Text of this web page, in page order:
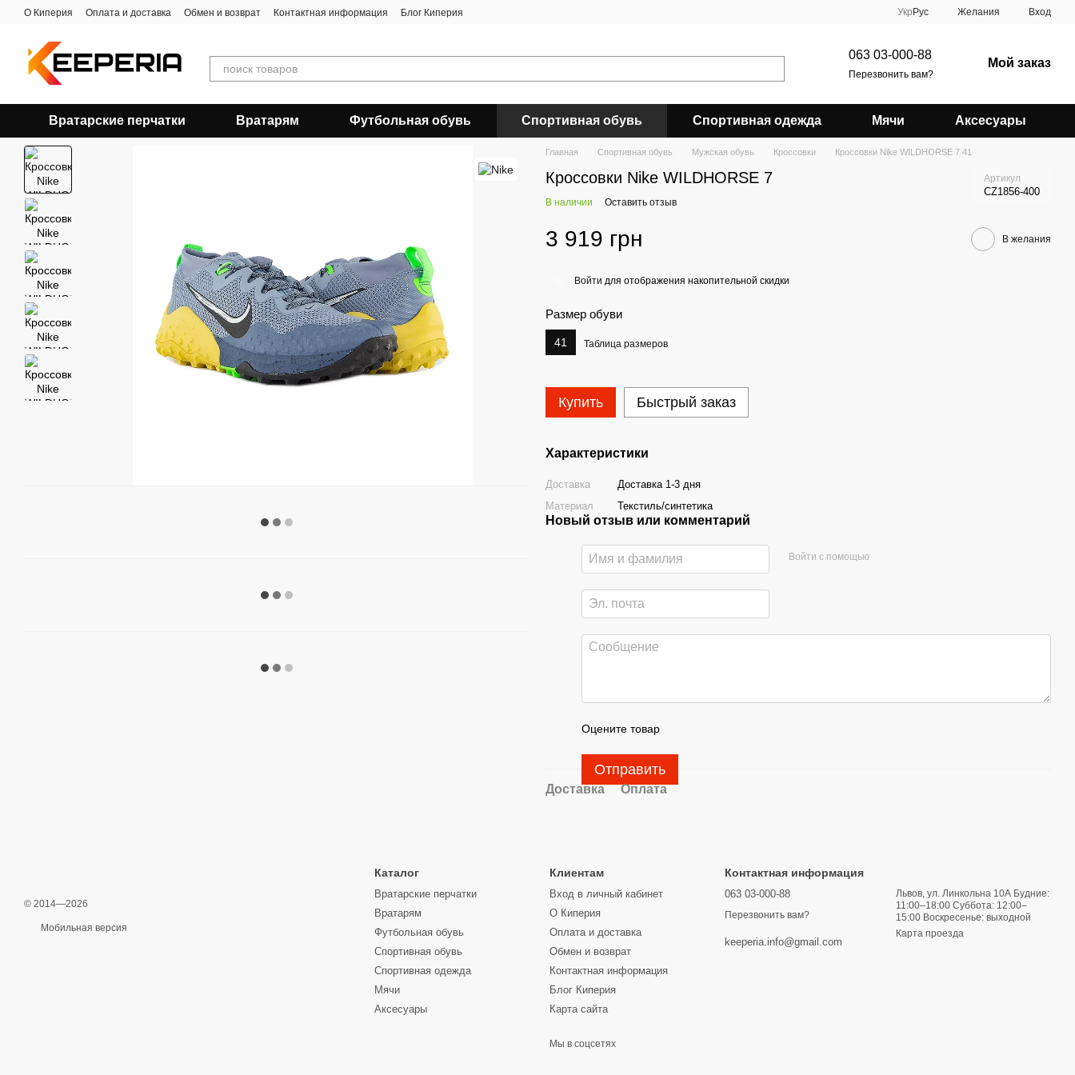
Перейти к основному контенту
О Киперия Оплата и доставка Обмен и возврат Контактная информация Блог Киперия Укр Рус Желания Вход
063 03-000-88
Перезвонить вам?
Мой заказ
Вратарские перчатки Вратарям Футбольная обувь Спортивная обувь Спортивная одежда Мячи Аксесуары
Главная Спортивная обувь Мужская обувь Кроссовки Кроссовки Nike WILDHORSE 7 41
Кроссовки Nike WILDHORSE 7 Артикул
CZ1856-400
В наличии Оставить отзыв
3 919 грн В желания
Войти для отображения накопительной скидки
Размер обуви
41 Таблица размеров
Купить Быстрый заказ
Характеристики
Доставка
Доставка 1-3 дня
Материал
Текстиль/синтетика
Новый отзыв или комментарий
Войти с помощью
Оцените товар
Отправить
Доставка Оплата
© 2014—2026
Мобильная версия
Каталог
Вратарские перчатки
Вратарям
Футбольная обувь
Спортивная обувь
Спортивная одежда
Мячи
Аксесуары
Клиентам
Вход в личный кабинет
О Киперия
Оплата и доставка
Обмен и возврат
Контактная информация
Блог Киперия
Карта сайта
Мы в соцсетях
Контактная информация
063 03-000-88
Перезвонить вам?
keeperia.info@gmail.com
Львов, ул. Линкольна 10А Будние:
11:00–18:00 Суббота: 12:00–
15:00 Воскресенье: выходной
Карта проезда